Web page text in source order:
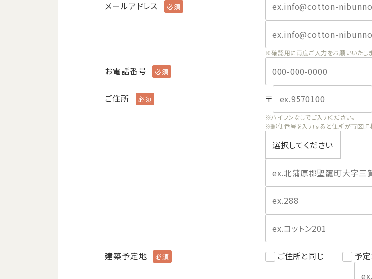
メールアドレス
※確認用に再度ご入力をお願いいたしま
お電話番号
ご住所 〒
※ハイフンなしでご入力ください。
※郵便番号を入力すると住所が市区町
建築予定地 ご住所と同じ 予